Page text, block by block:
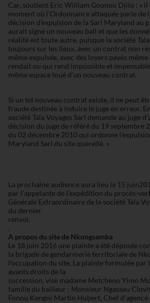
Car, soutient Eric William Gounou Djilo : « il
moment où l’Ordonnance attaquée parle de
décision d’expulsion de la Sarl Maryland au
aurait signé un nouveau bail et que les
réalité est toute autre, puisque la société
toujours sur les lieux, avec un contrat non
même expulsée, avec des loyers payés même
rendait ou qui rend impossible et
même espace loué d’un nouveau contrat.
Si un tel nouveau contrat existe, il ne peut
fraude destinée à induire le juge en erreur.
société Tala Voyages Sarl demande au juge
décision du juge de référé du 19 septembre
du 02 décembre 2010 qui ordonne
Maryland Sarl du site querellé. »
La prochaine audience aura lieu le 15
par l’appelante de l’expédition du procès-
Générale Extraordinaire de la société Tala
du dernier
renvoi.
.
A propos du site de Nkongsamba
Le 18 juin 2016 une plainte a été déposée
la brigade de gendarmerie territoriale de
l’occupation du site. La plainte formulée par
ayants droits de la
succession, vise madame Metcheno Yimo
famille du bailleur ; Monsieur Ngasseu
Fonou Kengni Martin Hubert, Chef